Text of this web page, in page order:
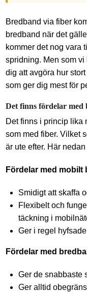
Bredband via fiber
bredband när det
kommer det nog vara
spridning. Men som vi
dig att avgöra hur
som ger dig mest för
Det finns fördelar med
Det finns i princip lika
som med fiber. Vilket
är ute efter. Här
Fördelar med mobilt
Smidigt att skaffa
Flexibelt och
täckning i
Ger i regel
Fördelar med
Ger de snabbaste
Ger alltid